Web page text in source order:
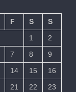
F S
S
1
2
7 8
9
14 15
16
21 22
23